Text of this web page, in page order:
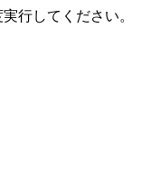
行してください。